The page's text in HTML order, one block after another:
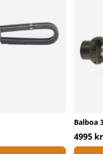
Balboa
4995 kr